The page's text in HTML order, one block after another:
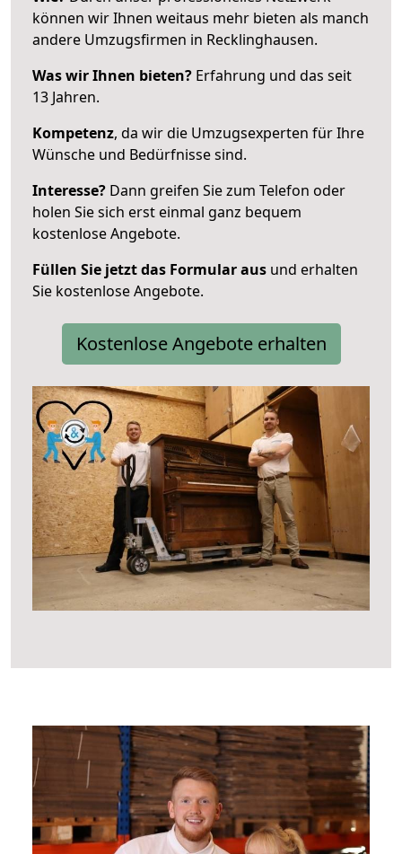
können wir Ihnen weitaus mehr bieten als manch
andere Umzugsfirmen in Recklinghausen.
Was wir Ihnen bieten? Erfahrung und das seit
13 Jahren.
Kompetenz, da wir die Umzugsexperten für Ihre
Wünsche und Bedürfnisse sind.
Interesse? Dann greifen Sie zum Telefon oder
holen Sie sich erst einmal ganz bequem
kostenlose Angebote.
Füllen Sie jetzt das Formular aus und erhalten
Sie kostenlose Angebote.
Kostenlose Angebote erhalten